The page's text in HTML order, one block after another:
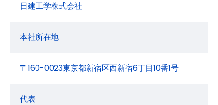
日建工学株式会社
本社所在地
〒160-0023東京都新宿区西新宿6丁目10番1号
代表